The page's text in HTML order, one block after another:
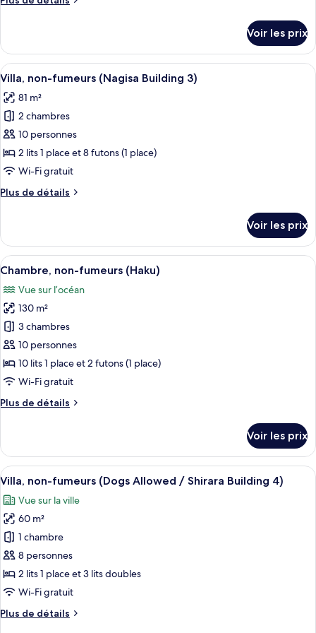
chambre :
fumeurs
(Shirara
Building
5)
le
type
de
Villa,
non-
fumeurs
(Shirara
Building
5)
Voir les prix
Afficher
toutes
les
photos
pour
ce
type
chambre :
fumeurs
(Nagisa
3)
Un salon moderne comprenant un
5
Villa, non-fumeurs (Nagisa Building 3)
81 m²
2 chambres
10 personnes
2 lits 1 place et 8 futons (1 place)
Wi-Fi gratuit
Plus de détails
Plus
le
type
de
Villa,
non-
fumeurs
(Nagisa
Building
3)
Voir les prix
Afficher
toutes
les
photos
pour
ce
type
de
chambre :
Chambre,
(Haku)
Un salon moderne avec un grand
9
Chambre, non-fumeurs (Haku)
Vue sur l’océan
130 m²
3 chambres
10 personnes
10 lits 1 place et 2 futons (1 place)
Wi-Fi gratuit
Plus de détails
Plus
le
type
de
Chambre,
non-
fumeurs
(Haku)
Voir les prix
Afficher
toutes
les
photos
pour
ce
type
de
chambre :
Villa,
Un intérieur en bois comprenant un
5
Villa, non-fumeurs (Dogs Allowed / Shirara Building 4)
Vue sur la ville
60 m²
1 chambre
8 personnes
2 lits 1 place et 3 lits doubles
Wi-Fi gratuit
Plus de détails
Plus